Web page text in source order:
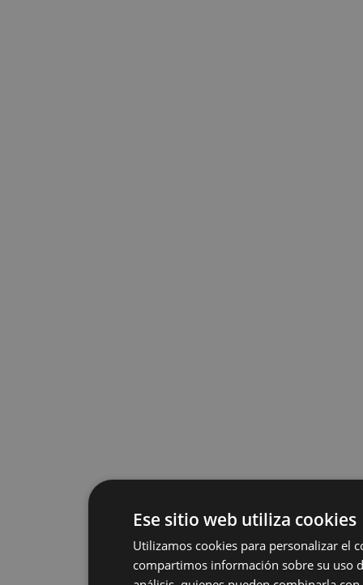
Ese sitio web utiliza cookies
Utilizamos cookies para personalizar el
compartimos información sobre su uso